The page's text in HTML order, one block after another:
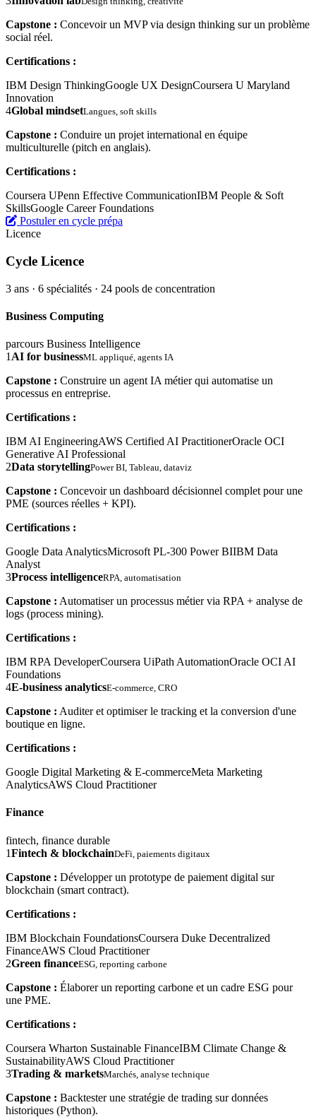
Capstone : Concevoir un MVP via design thinking sur un problème
social réel.
Certifications :
IBM Design ThinkingGoogle UX DesignCoursera U Maryland
Innovation
4Global mindsetLangues, soft skills
Capstone : Conduire un projet international en équipe
multiculturelle (pitch en anglais).
Certifications :
Coursera UPenn Effective CommunicationIBM People & Soft
SkillsGoogle Career Foundations
Postuler en cycle prépa
Licence
Cycle Licence
3 ans · 6 spécialités · 24 pools de concentration
Business Computing
parcours Business Intelligence
1 AI for businessML appliqué, agents IA
Capstone : Construire un agent IA métier qui automatise un
processus en entreprise.
Certifications :
IBM AI EngineeringAWS Certified AI PractitionerOracle OCI
Generative AI Professional
2Data storytellingPower BI, Tableau, dataviz
Capstone : Concevoir un dashboard décisionnel complet pour une
PME (sources réelles + KPI).
Certifications :
Google Data AnalyticsMicrosoft PL-300 Power BIIBM Data
Analyst
3Process intelligenceRPA, automatisation
Capstone : Automatiser un processus métier via RPA + analyse de
logs (process mining).
Certifications :
IBM RPA DeveloperCoursera UiPath AutomationOracle OCI AI
Foundations
4E-business analyticsE-commerce, CRO
Capstone : Auditer et optimiser le tracking et la conversion d'une
boutique en ligne.
Certifications :
Google Digital Marketing & E-commerceMeta Marketing
AnalyticsAWS Cloud Practitioner
Finance
fintech, finance durable
1Fintech & blockchainDeFi, paiements digitaux
Capstone : Développer un prototype de paiement digital sur
blockchain (smart contract).
Certifications :
IBM Blockchain FoundationsCoursera Duke Decentralized
FinanceAWS Cloud Practitioner
2Green financeESG, reporting carbone
Capstone : Élaborer un reporting carbone et un cadre ESG pour
une PME.
Certifications :
Coursera Wharton Sustainable FinanceIBM Climate Change &
SustainabilityAWS Cloud Practitioner
3Trading & marketsMarchés, analyse technique
Capstone : Backtester une stratégie de trading sur données
historiques (Python).